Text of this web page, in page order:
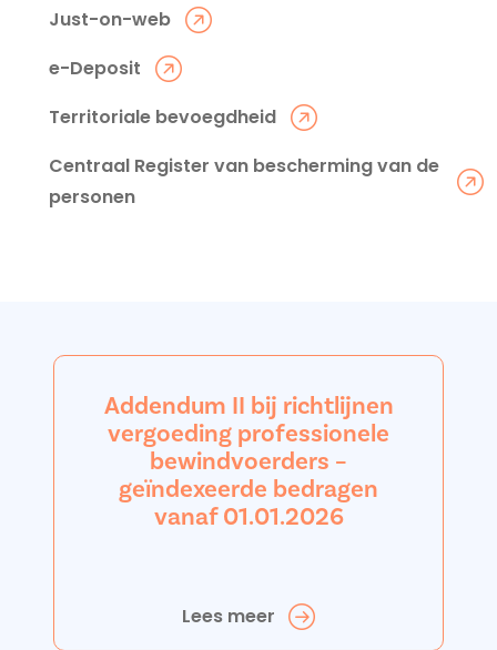
Just-on-web
e-Deposit
Territoriale bevoegdheid
Centraal Register van bescherming van de
personen
Addendum II bij richtlijnen
vergoeding professionele
bewindvoerders –
geïndexeerde bedragen
vanaf 01.01.2026
Lees meer